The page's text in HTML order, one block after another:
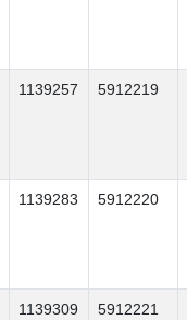
1139257 5912219
1139283 5912220
1139309 5912221